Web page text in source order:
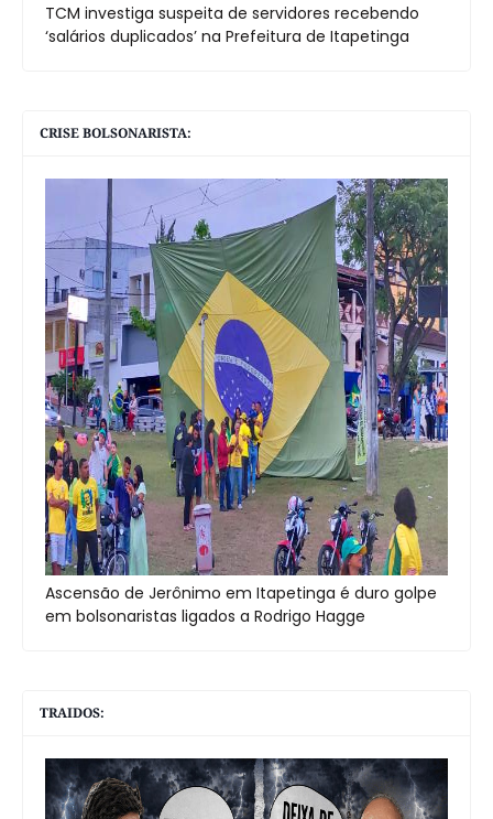
TCM investiga suspeita de servidores recebendo
‘salários duplicados’ na Prefeitura de Itapetinga
CRISE BOLSONARISTA:
Ascensão de Jerônimo em Itapetinga é duro golpe
em bolsonaristas ligados a Rodrigo Hagge
TRAIDOS: